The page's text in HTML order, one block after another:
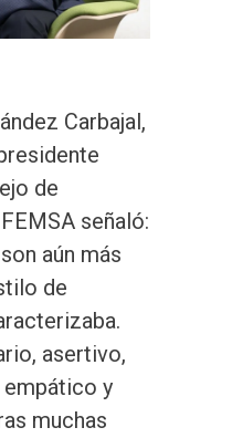
Carbajal,
de
señaló:
aún más
de
asertivo,
y
muchas